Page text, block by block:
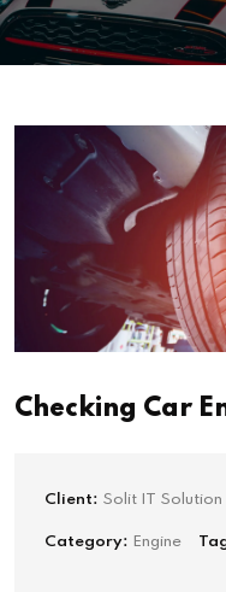
Checking Car
Client: Solit IT Solution
Category: Engine